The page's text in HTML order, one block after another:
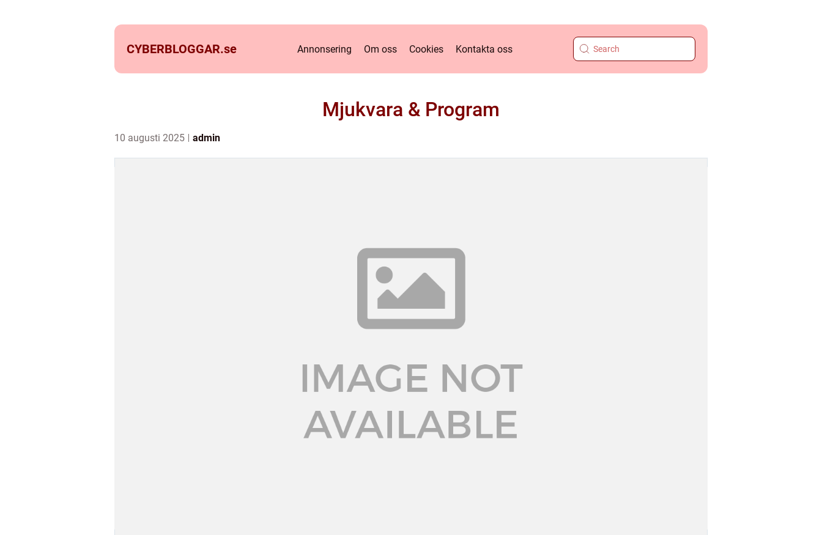
CYBERBLOGGAR.se Annonsering Om oss Cookies Kontakta oss
Mjukvara & Program
10 augusti 2025 admin